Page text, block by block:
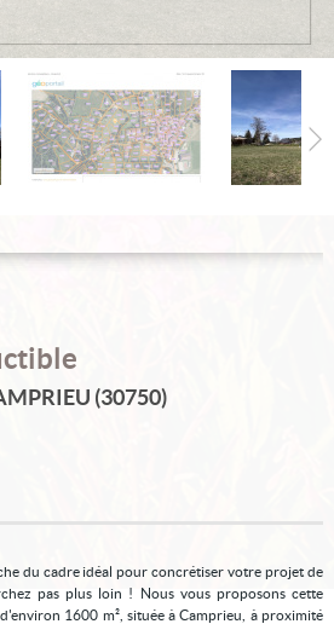
(30750)
du cadre idéal pour concrétiser votre projet de
pas plus loin ! Nous vous proposons cette
1600 m², située à Camprieu, à proximité